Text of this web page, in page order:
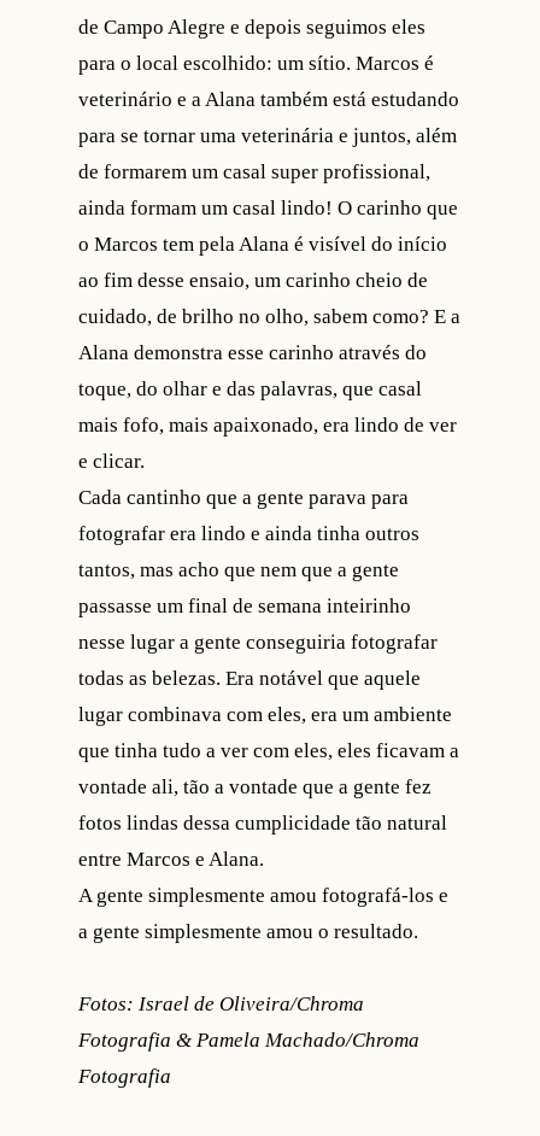
de Campo Alegre e depois seguimos eles
para o local escolhido: um sítio. Marcos é
veterinário e a Alana também está estudando
para se tornar uma veterinária e juntos, além
de formarem um casal super profissional,
ainda formam um casal lindo! O carinho que
o Marcos tem pela Alana é visível do início
ao fim desse ensaio, um carinho cheio de
cuidado, de brilho no olho, sabem como? E a
Alana demonstra esse carinho através do
toque, do olhar e das palavras, que casal
mais fofo, mais apaixonado, era lindo de ver
e clicar.
Cada cantinho que a gente parava para
fotografar era lindo e ainda tinha outros
tantos, mas acho que nem que a gente
passasse um final de semana inteirinho
nesse lugar a gente conseguiria fotografar
todas as belezas. Era notável que aquele
lugar combinava com eles, era um ambiente
que tinha tudo a ver com eles, eles ficavam a
vontade ali, tão a vontade que a gente fez
fotos lindas dessa cumplicidade tão natural
entre Marcos e Alana.
A gente simplesmente amou fotografá-los e
a gente simplesmente amou o resultado.
Fotos: Israel de Oliveira/Chroma
Fotografia & Pamela Machado/Chroma
Fotografia